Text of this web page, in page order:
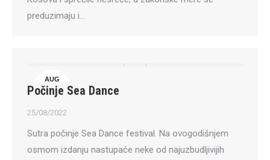
preduzimaju i…
AUG
25
Počinje Sea Dance
25/08/2022
Sutra počinje Sea Dance festival. Na ovogodišnjem
osmom izdanju nastupaće neke od najuzbudljivijih